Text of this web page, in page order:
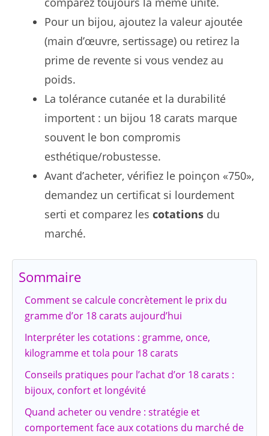
Pour un bijou, ajoutez la valeur ajoutée
(main d’œuvre, sertissage) ou retirez la
prime de revente si vous vendez au
poids.
La tolérance cutanée et la durabilité
importent : un bijou 18 carats marque
souvent le bon compromis
esthétique/robustesse.
Avant d’acheter, vérifiez le poinçon «750»,
demandez un certificat si lourdement
serti et comparez les cotations du
marché.
Sommaire
Comment se calcule concrètement le prix du
gramme d’or 18 carats aujourd’hui
Interpréter les cotations : gramme, once,
kilogramme et tola pour 18 carats
Conseils pratiques pour l’achat d’or 18 carats :
bijoux, confort et longévité
Quand acheter ou vendre : stratégie et
comportement face aux cotations du marché de